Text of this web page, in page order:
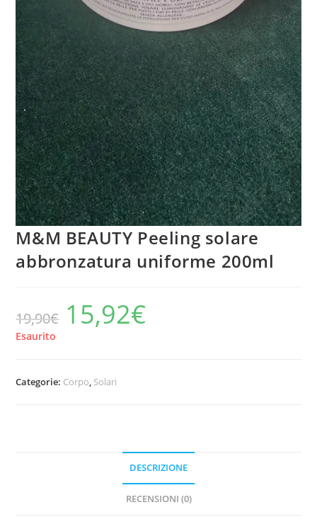
M&M BEAUTY Peeling solare
abbronzatura uniforme 200ml
19,90€
Il
prezzo
originale
15,92€
Esaurito
Categorie: Corpo, Solari
DESCRIZIONE
RECENSIONI (0)